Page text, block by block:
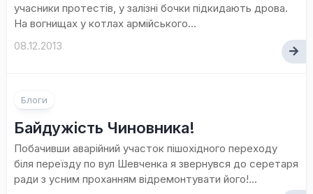
учасники протестів, у залізні бочки підкидають дрова.
На вогнищах у котлах армійського...
08.12.2013
Блоги
Байдужість Чиновника!
Побачивши аварійний участок пішохідного переходу
біля переїзду по вул Шевченка я звернувся до серетаря
ради з усним проханням відремонтувати його!...